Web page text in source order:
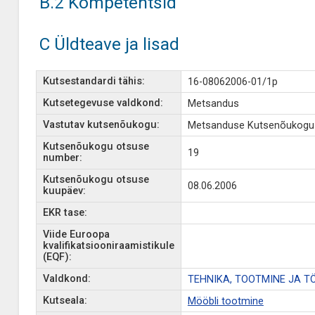
C Üldteave ja lisad
Kutsestandardi tähis:
16-08062006-01/1p
Kutsetegevuse valdkond:
Metsandus
Vastutav kutsenõukogu:
Metsanduse Kutsenõukogu
Kutsenõukogu otsuse
number:
19
Kutsenõukogu otsuse
kuupäev:
08.06.2006
EKR tase:
Viide Euroopa
kvalifikatsiooniraamistikule
(EQF):
Valdkond:
TEHNIKA, TOOTMINE JA
Kutseala:
Mööbli tootmine